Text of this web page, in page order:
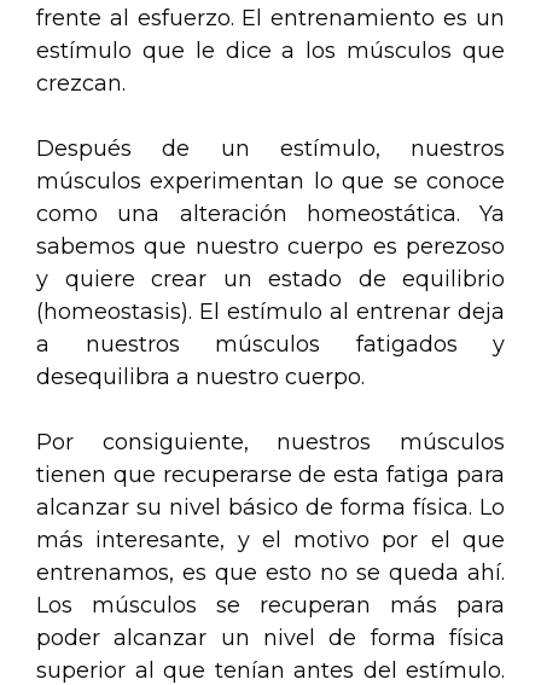
frente al esfuerzo. El entrenamiento es un
estímulo que le dice a los músculos que
crezcan.
Después de un estímulo, nuestros
músculos experimentan lo que se conoce
como una alteración homeostática. Ya
sabemos que nuestro cuerpo es perezoso
y quiere crear un estado de equilibrio
(homeostasis). El estímulo al entrenar deja
a nuestros músculos fatigados y
desequilibra a nuestro cuerpo.
Por consiguiente, nuestros músculos
tienen que recuperarse de esta fatiga para
alcanzar su nivel básico de forma física. Lo
más interesante, y el motivo por el que
entrenamos, es que esto no se queda ahí.
Los músculos se recuperan más para
poder alcanzar un nivel de forma física
superior al que tenían antes del estímulo.